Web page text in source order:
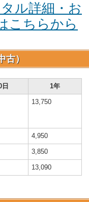
ル詳細・お
こちらから
古）
日 1年
13,750
4,950
3,850
13,090